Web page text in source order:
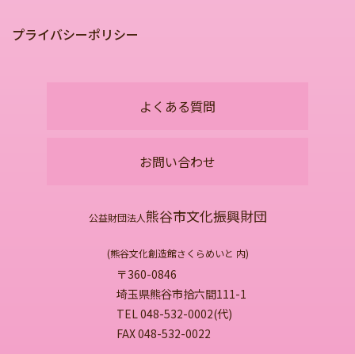
プライバシーポリシー
よくある質問
お問い合わせ
公益財団法人熊谷市文化振興財団
(熊谷文化創造館さくらめいと 内)
〒360-0846
埼玉県熊谷市拾六間111-1
TEL 048-532-0002(代)
FAX 048-532-0022